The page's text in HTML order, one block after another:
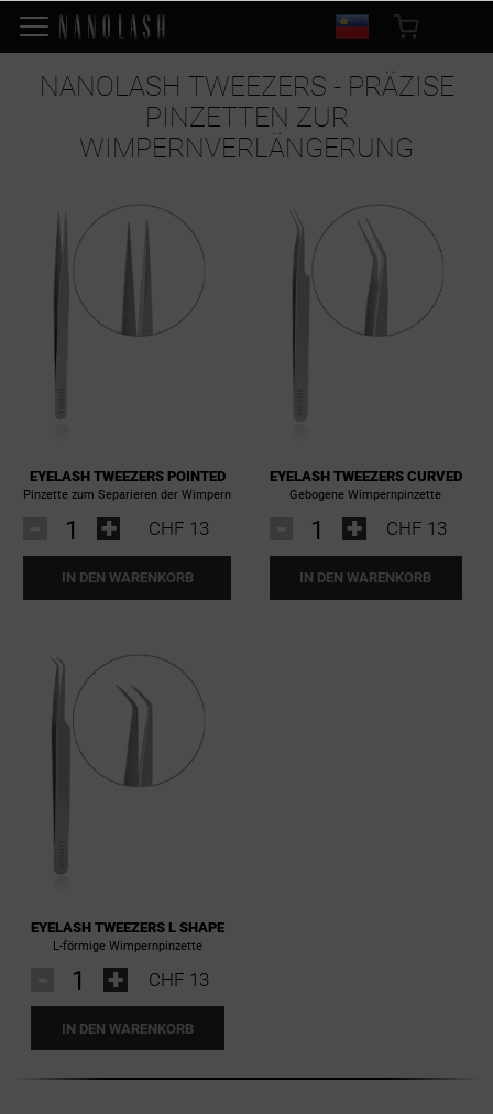
NANOLASH TWEEZERS - PRÄZISE
PINZETTEN ZUR
WIMPERNVERLÄNGERUNG
EYELASH TWEEZERS POINTED
Pinzette zum Separieren der Wimpern
CHF 13
+
IN DEN WARENKORB
EYELASH TWEEZERS CURVED
Gebogene Wimpernpinzette
CHF 13
+
IN DEN WARENKORB
EYELASH TWEEZERS L SHAPE
L-förmige Wimpernpinzette
CHF 13
+
IN DEN WARENKORB